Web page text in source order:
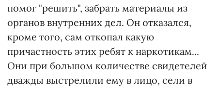
помог "решить", забрать материалы из
органов внутренних дел. Он отказался,
кроме того, сам откопал какую
причастность этих ребят к наркотикам...
Они при большом количестве свидетелей
дважды выстрелили ему в лицо, сели в